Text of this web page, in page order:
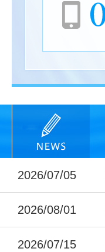
2026/07/05
2026/08/01
2026/07/15